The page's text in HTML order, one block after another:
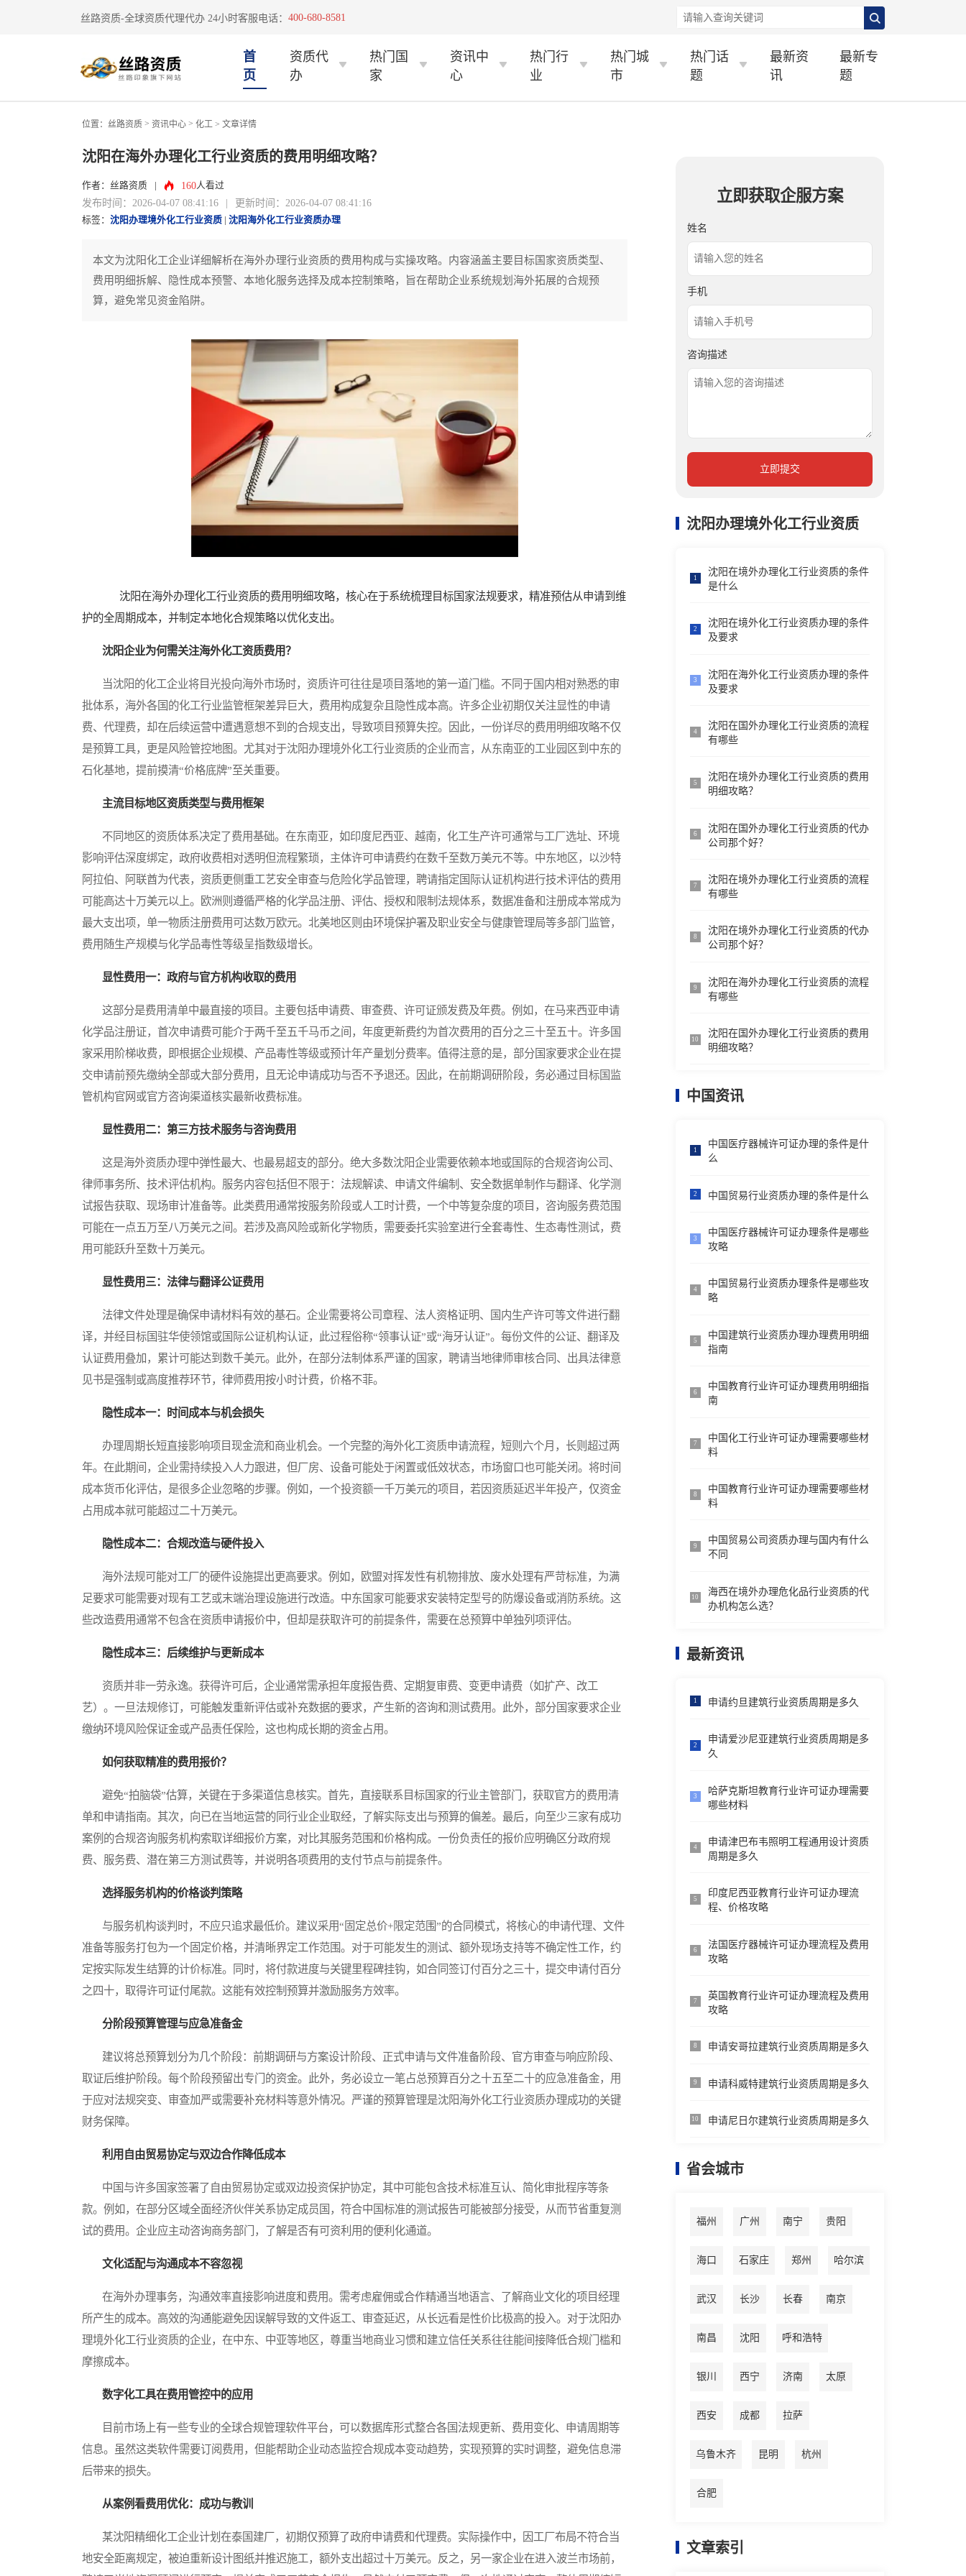
丝路资质-全球资质代理代办 24小时客服电话： 400-680-8581
首
页
资质代
办
热门国
家
资讯中
心
热门行
业
热门城
市
热门话
题
最新资
讯
最新专
题
位置： 丝路资质 > 资讯中心 > 化工 > 文章详情
沈阳在海外办理化工行业资质的费用明细攻略？
作者：丝路资质 160人看过
发布时间：2026-04-07 08:41:16 | 更新时间：2026-04-07 08:41:16
标签： 沈阳办理境外化工行业资质 沈阳海外化工行业资质办理
本文为沈阳化工企业详细解析在海外办理行业资质的费用构成与实操攻略。内容涵盖主要目标国家资质类型、
费用明细拆解、隐性成本预警、本地化服务选择及成本控制策略，旨在帮助企业系统规划海外拓展的合规预
算，避免常见资金陷阱。
沈阳在海外办理化工行业资质的费用明细攻略，核心在于系统梳理目标国家法规要求，精准预估从申请到维
护的全周期成本，并制定本地化合规策略以优化支出。
沈阳企业为何需关注海外化工资质费用？
当沈阳的化工企业将目光投向海外市场时，资质许可往往是项目落地的第一道门槛。不同于国内相对熟悉的审
批体系，海外各国的化工行业监管框架差异巨大，费用构成复杂且隐性成本高。许多企业初期仅关注显性的申请
费、代理费，却在后续运营中遭遇意想不到的合规支出，导致项目预算失控。因此，一份详尽的费用明细攻略不仅
是预算工具，更是风险管控地图。尤其对于沈阳办理境外化工行业资质的企业而言，从东南亚的工业园区到中东的
石化基地，提前摸清“价格底牌”至关重要。
主流目标地区资质类型与费用框架
不同地区的资质体系决定了费用基础。在东南亚，如印度尼西亚、越南，化工生产许可通常与工厂选址、环境
影响评估深度绑定，政府收费相对透明但流程繁琐，主体许可申请费约在数千至数万美元不等。中东地区，以沙特
阿拉伯、阿联酋为代表，资质更侧重工艺安全审查与危险化学品管理，聘请指定国际认证机构进行技术评估的费用
可能高达十万美元以上。欧洲则遵循严格的化学品注册、评估、授权和限制法规体系，数据准备和注册成本常成为
最大支出项，单一物质注册费用可达数万欧元。北美地区则由环境保护署及职业安全与健康管理局等多部门监管，
费用随生产规模与化学品毒性等级呈指数级增长。
显性费用一：政府与官方机构收取的费用
这部分是费用清单中最直接的项目。主要包括申请费、审查费、许可证颁发费及年费。例如，在马来西亚申请
化学品注册证，首次申请费可能介于两千至五千马币之间，年度更新费约为首次费用的百分之三十至五十。许多国
家采用阶梯收费，即根据企业规模、产品毒性等级或预计年产量划分费率。值得注意的是，部分国家要求企业在提
交申请前预先缴纳全部或大部分费用，且无论申请成功与否不予退还。因此，在前期调研阶段，务必通过目标国监
管机构官网或官方咨询渠道核实最新收费标准。
显性费用二：第三方技术服务与咨询费用
这是海外资质办理中弹性最大、也最易超支的部分。绝大多数沈阳企业需要依赖本地或国际的合规咨询公司、
律师事务所、技术评估机构。服务内容包括但不限于：法规解读、申请文件编制、安全数据单制作与翻译、化学测
试报告获取、现场审计准备等。此类费用通常按服务阶段或人工时计费，一个中等复杂度的项目，咨询服务费范围
可能在一点五万至八万美元之间。若涉及高风险或新化学物质，需要委托实验室进行全套毒性、生态毒性测试，费
用可能跃升至数十万美元。
显性费用三：法律与翻译公证费用
法律文件处理是确保申请材料有效的基石。企业需要将公司章程、法人资格证明、国内生产许可等文件进行翻
译，并经目标国驻华使领馆或国际公证机构认证，此过程俗称“领事认证”或“海牙认证”。每份文件的公证、翻译及
认证费用叠加，累计可能达到数千美元。此外，在部分法制体系严谨的国家，聘请当地律师审核合同、出具法律意
见书是强制或高度推荐环节，律师费用按小时计费，价格不菲。
隐性成本一：时间成本与机会损失
办理周期长短直接影响项目现金流和商业机会。一个完整的海外化工资质申请流程，短则六个月，长则超过两
年。在此期间，企业需持续投入人力跟进，但厂房、设备可能处于闲置或低效状态，市场窗口也可能关闭。将时间
成本货币化评估，是很多企业忽略的步骤。例如，一个投资额一千万美元的项目，若因资质延迟半年投产，仅资金
占用成本就可能超过二十万美元。
隐性成本二：合规改造与硬件投入
海外法规可能对工厂的硬件设施提出更高要求。例如，欧盟对挥发性有机物排放、废水处理有严苛标准，为满
足要求可能需要对现有工艺或末端治理设施进行改造。中东国家可能要求安装特定型号的防爆设备或消防系统。这
些改造费用通常不包含在资质申请报价中，但却是获取许可的前提条件，需要在总预算中单独列项评估。
隐性成本三：后续维护与更新成本
资质并非一劳永逸。获得许可后，企业通常需承担年度报告费、定期复审费、变更申请费（如扩产、改工
艺）。一旦法规修订，可能触发重新评估或补充数据的要求，产生新的咨询和测试费用。此外，部分国家要求企业
缴纳环境风险保证金或产品责任保险，这也构成长期的资金占用。
如何获取精准的费用报价？
避免“拍脑袋”估算，关键在于多渠道信息核实。首先，直接联系目标国家的行业主管部门，获取官方的费用清
单和申请指南。其次，向已在当地运营的同行业企业取经，了解实际支出与预算的偏差。最后，向至少三家有成功
案例的合规咨询服务机构索取详细报价方案，对比其服务范围和价格构成。一份负责任的报价应明确区分政府规
费、服务费、潜在第三方测试费等，并说明各项费用的支付节点与前提条件。
选择服务机构的价格谈判策略
与服务机构谈判时，不应只追求最低价。建议采用“固定总价+限定范围”的合同模式，将核心的申请代理、文件
准备等服务打包为一个固定价格，并清晰界定工作范围。对于可能发生的测试、额外现场支持等不确定性工作，约
定按实际发生结算的计价标准。同时，将付款进度与关键里程碑挂钩，如合同签订付百分之三十，提交申请付百分
之四十，取得许可证付尾款。这能有效控制预算并激励服务方效率。
分阶段预算管理与应急准备金
建议将总预算划分为几个阶段：前期调研与方案设计阶段、正式申请与文件准备阶段、官方审查与响应阶段、
取证后维护阶段。每个阶段预留出专门的资金。此外，务必设立一笔占总预算百分之十五至二十的应急准备金，用
于应对法规突变、审查加严或需要补充材料等意外情况。严谨的预算管理是沈阳海外化工行业资质办理成功的关键
财务保障。
利用自由贸易协定与双边合作降低成本
中国与许多国家签署了自由贸易协定或双边投资保护协定，其中可能包含技术标准互认、简化审批程序等条
款。例如，在部分区域全面经济伙伴关系协定成员国，符合中国标准的测试报告可能被部分接受，从而节省重复测
试的费用。企业应主动咨询商务部门，了解是否有可资利用的便利化通道。
文化适配与沟通成本不容忽视
在海外办理事务，沟通效率直接影响进度和费用。需考虑雇佣或合作精通当地语言、了解商业文化的项目经理
所产生的成本。高效的沟通能避免因误解导致的文件返工、审查延迟，从长远看是性价比极高的投入。对于沈阳办
理境外化工行业资质的企业，在中东、中亚等地区，尊重当地商业习惯和建立信任关系往往能间接降低合规门槛和
摩擦成本。
数字化工具在费用管控中的应用
目前市场上有一些专业的全球合规管理软件平台，可以数据库形式整合各国法规更新、费用变化、申请周期等
信息。虽然这类软件需要订阅费用，但能帮助企业动态监控合规成本变动趋势，实现预算的实时调整，避免信息滞
后带来的损失。
从案例看费用优化：成功与教训
某沈阳精细化工企业计划在泰国建厂，初期仅预算了政府申请费和代理费。实际操作中，因工厂布局不符合当
地安全距离规定，被迫重新设计图纸并推迟施工，额外支出超过十万美元。反之，另一家企业在进入波兰市场前，
立即获取企服方案
姓名
手机
咨询描述
立即提交
沈阳办理境外化工行业资质
1
沈阳在境外办理化工行业资质的条件
是什么
2
沈阳在境外化工行业资质办理的条件
及要求
3
沈阳在海外化工行业资质办理的条件
及要求
4
沈阳在国外办理化工行业资质的流程
有哪些
5
沈阳在境外办理化工行业资质的费用
明细攻略？
6
沈阳在国外办理化工行业资质的代办
公司那个好？
7
沈阳在境外办理化工行业资质的流程
有哪些
8
沈阳在境外办理化工行业资质的代办
公司那个好？
9
沈阳在海外办理化工行业资质的流程
有哪些
10
沈阳在国外办理化工行业资质的费用
明细攻略？
中国资讯
1
中国医疗器械许可证办理的条件是什
么
2 中国贸易行业资质办理的条件是什么
3
中国医疗器械许可证办理条件是哪些
攻略
4
中国贸易行业资质办理条件是哪些攻
略
5
中国建筑行业资质办理办理费用明细
指南
6
中国教育行业许可证办理费用明细指
南
7
中国化工行业许可证办理需要哪些材
料
8
中国教育行业许可证办理需要哪些材
料
9
中国贸易公司资质办理与国内有什么
不同
10
海西在境外办理危化品行业资质的代
办机构怎么选？
最新资讯
1 申请约旦建筑行业资质周期是多久
2
申请爱沙尼亚建筑行业资质周期是多
久
3
哈萨克斯坦教育行业许可证办理需要
哪些材料
4
申请津巴布韦照明工程通用设计资质
周期是多久
5
印度尼西亚教育行业许可证办理流
程、价格攻略
6
法国医疗器械许可证办理流程及费用
攻略
7
英国教育行业许可证办理流程及费用
攻略
8 申请安哥拉建筑行业资质周期是多久
9 申请科威特建筑行业资质周期是多久
10 申请尼日尔建筑行业资质周期是多久
省会城市
福州 广州 南宁 贵阳
海口 石家庄 郑州 哈尔滨
武汉 长沙 长春 南京
南昌 沈阳 呼和浩特
银川 西宁 济南 太原
西安 成都 拉萨
乌鲁木齐 昆明 杭州
合肥
文章索引